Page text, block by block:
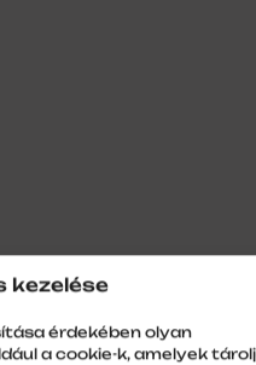
kezelése
érdekében olyan
a cookie-k, amelyek